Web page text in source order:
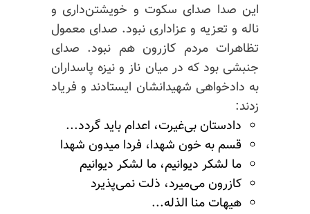
این صدا صدای سکوت و خویشتن‌داری و
ناله و تعزیه و عزاداری نبود. صدای معمول
تظاهرات مردم کازرون هم نبود. صدای
جنبشی بود که در میان ناز و نیزه پاسداران
به دادخواهی شهیدانشان ایستادند و فریاد
زدند:‌
دادستان بی‌غیرت، اعدام باید گردد...
قسم به خون شهدا، فردا میدون شهدا
ما لشکر دیوانیم، ما لشکر دیوانیم
کازرون می‌میرد، ذلت نمی‌پذیرد
هیهات منا الذله...